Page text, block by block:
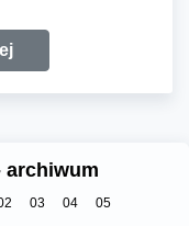
archiwum
03 04
05